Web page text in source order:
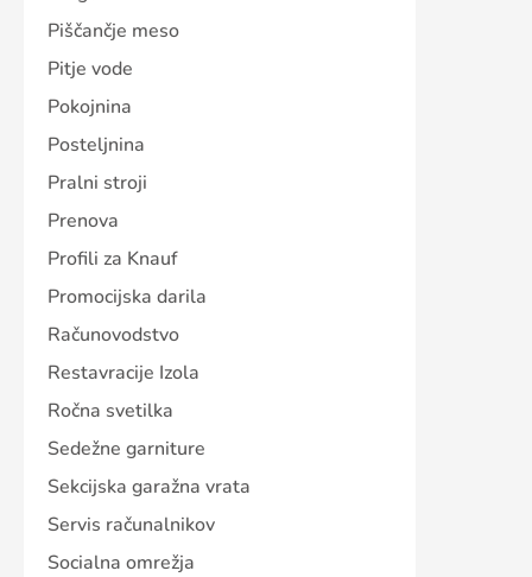
Piščančje meso
Pitje vode
Pokojnina
Posteljnina
Pralni stroji
Prenova
Profili za Knauf
Promocijska darila
Računovodstvo
Restavracije Izola
Ročna svetilka
Sedežne garniture
Sekcijska garažna vrata
Servis računalnikov
Socialna omrežja